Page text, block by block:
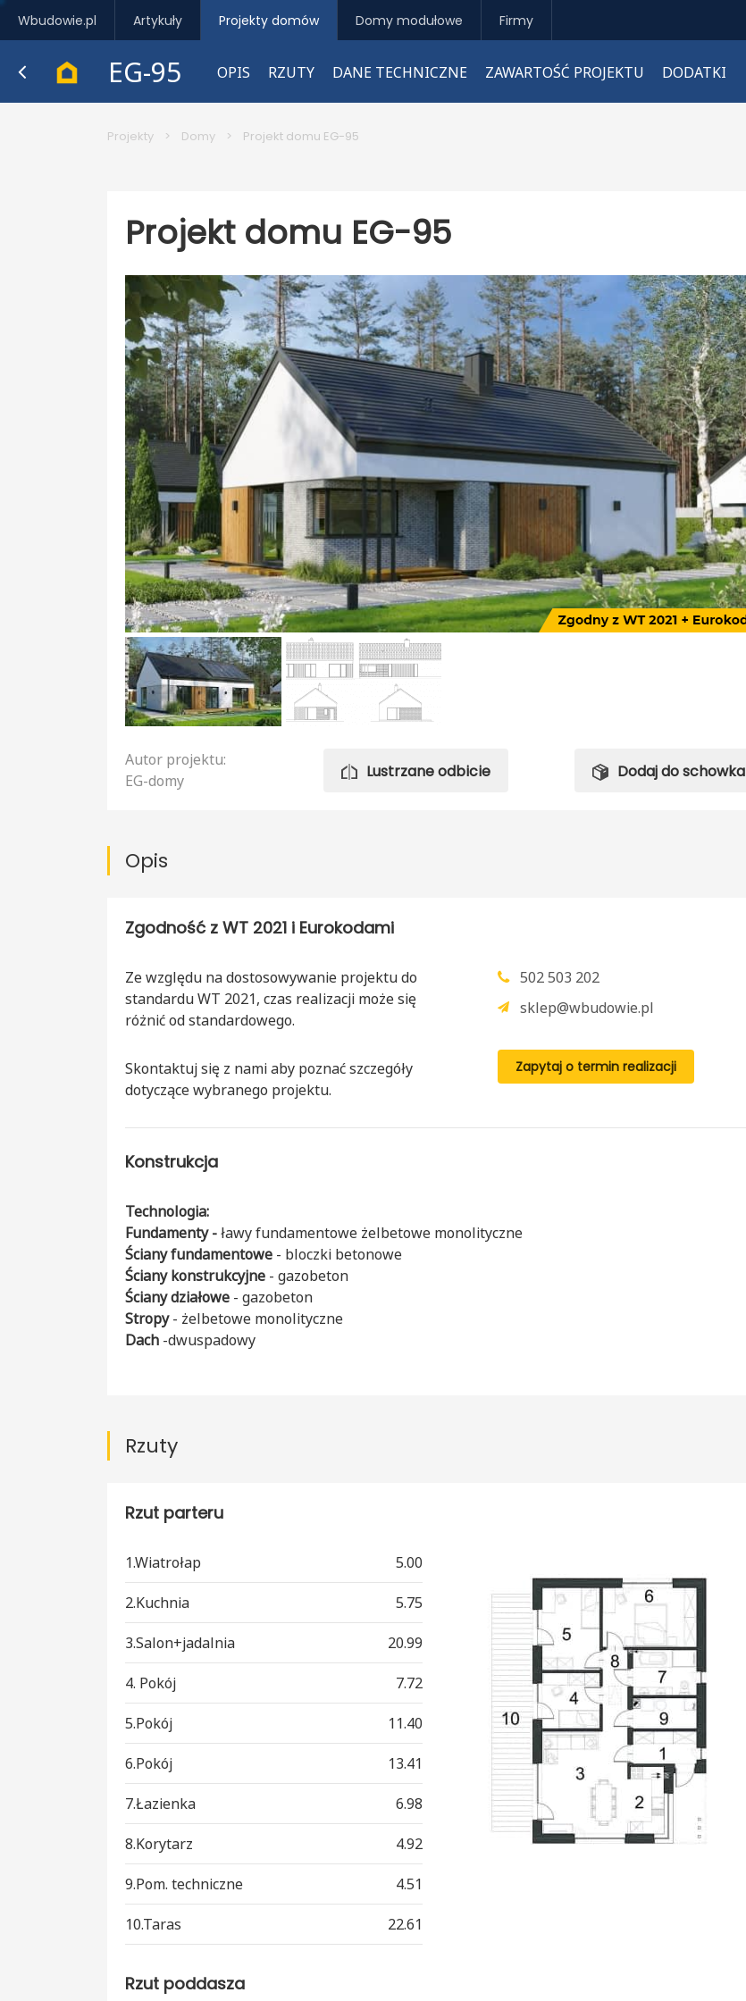
Wbudowie.pl Artykuły Projekty domów Domy modułowe Firmy
EG-95 OPIS RZUTY DANE TECHNICZNE ZAWARTOŚĆ PROJEKTU DODATKI
Projekty > Domy > Projekt domu EG-95
Projekt domu EG-95
Autor projektu:
EG-domy
Lustrzane odbicie Dodaj do schowka
Opis
Zgodność z WT 2021 i Eurokodami
Ze względu na dostosowywanie projektu do
standardu WT 2021, czas realizacji może się
różnić od standardowego.
Skontaktuj się z nami aby poznać szczegóły
dotyczące wybranego projektu.
502 503 202
sklep@wbudowie.pl
Zapytaj o termin realizacji
Konstrukcja
Technologia:
Fundamenty -ławyfundamentowe żelbetowe monolityczne
Ściany fundamentowe - bloczki betonowe
Ściany konstrukcyjne - gazobeton
Ściany działowe - gazobeton
Stropy- żelbetowe monolityczne
Dach -dwuspadowy
Rzuty
Rzut parteru
1.Wiatrołap 5.00
2.Kuchnia 5.75
3.Salon+jadalnia 20.99
4. Pokój 7.72
5.Pokój 11.40
6.Pokój 13.41
7.Łazienka 6.98
8.Korytarz 4.92
9.Pom. techniczne 4.51
10.Taras 22.61
Rzut poddasza